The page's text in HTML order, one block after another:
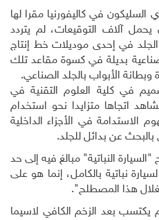
في كاليفورنيا مقرا لها
يحمل آلاف التوقيعات، لم يتردد
في إحدى موديلات خط إنتاج
بديلة في كسوة مقاعد تلك
الأبواب بالجلد الصناعي.
في كلية العلوم التقنية في
اتجاها متزايدا نحو استخدام
في الأجزاء الداخلية
عن بدائل للجلد.
النباتية" مبالغ فيه إلى حد
نباتية بالكامل، إنما هو على
هذا المصطلح".
يكتسب بعد الزخم الكافي لاسيما